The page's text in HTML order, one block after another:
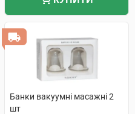
Банки вакуумні масажні 2
шт